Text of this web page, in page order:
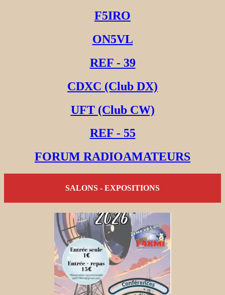
F5IRO
ON5VL
REF - 39
CDXC (Club DX)
UFT (Club CW)
REF - 55
FORUM RADIOAMATEURS
SALONS - EXPOSITIONS